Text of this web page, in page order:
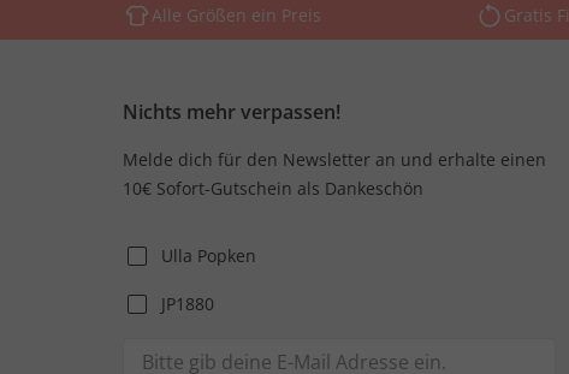
Alle Größen ein Preis Gratis
Nichts mehr verpassen!
Melde dich für den Newsletter an und erhalte einen
10€ Sofort-Gutschein als Dankeschön
Ulla Popken
JP1880